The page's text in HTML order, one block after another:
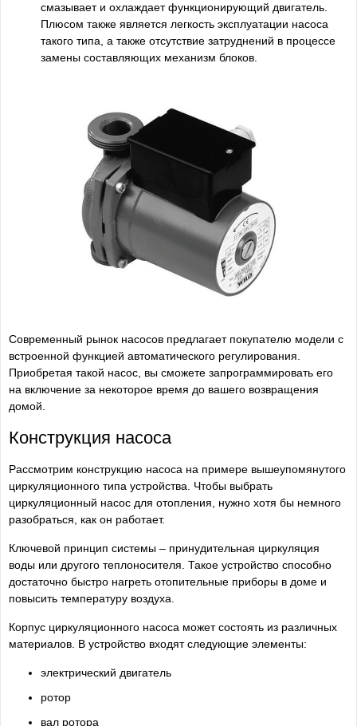
смазывает и охлаждает функционирующий двигатель.
Плюсом также является легкость эксплуатации насоса
такого типа, а также отсутствие затруднений в процессе
замены составляющих механизм блоков.
Современный рынок насосов предлагает покупателю модели с
встроенной функцией автоматического регулирования.
Приобретая такой насос, вы сможете запрограммировать его
на включение за некоторое время до вашего возвращения
домой.
Конструкция насоса
Рассмотрим конструкцию насоса на примере вышеупомянутого
циркуляционного типа устройства. Чтобы выбрать
циркуляционный насос для отопления, нужно хотя бы немного
разобраться, как он работает.
Ключевой принцип системы – принудительная циркуляция
воды или другого теплоносителя. Такое устройство способно
достаточно быстро нагреть отопительные приборы в доме и
повысить температуру воздуха.
Корпус циркуляционного насоса может состоять из различных
материалов. В устройство входят следующие элементы:
электрический двигатель
ротор
вал ротора